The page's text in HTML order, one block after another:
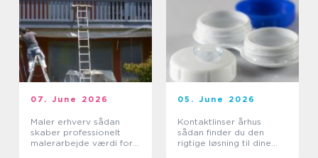
07. June 2026
Maler erhverv sådan
skaber professionelt
malerarbejde værdi for
05. June 2026
Kontaktlinser århus
sådan finder du den
rigtige løsning til dine